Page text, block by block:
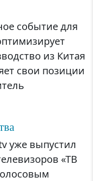
событие для
из Китая
свои позиции
уже выпустил
«ТВ